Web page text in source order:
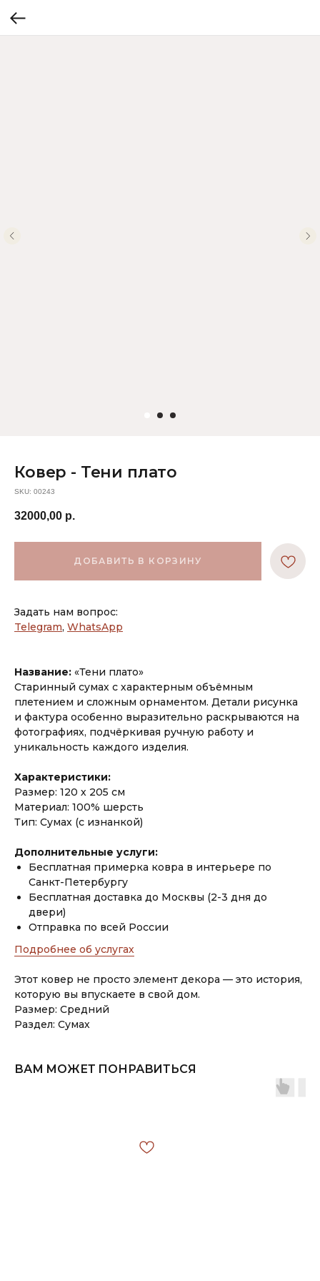
Ковер - Тени плато
SKU: 00243
32000,00 р.
ДОБАВИТЬ В КОРЗИНУ
Задать нам вопрос:
Telegram, WhatsApp
Название: «Тени плато»
Старинный сумах с характерным объёмным
плетением и сложным орнаментом. Детали рисунка
и фактура особенно выразительно раскрываются на
фотографиях, подчёркивая ручную работу и
уникальность каждого изделия.
Характеристики:
Размер: 120 х 205 см
Материал: 100% шерсть
Тип: Сумах (с изнанкой)
Дополнительные услуги:
Бесплатная примерка ковра в интерьере по
Санкт-Петербургу
Бесплатная доставка до Москвы (2-3 дня до
двери)
Отправка по всей России
Подробнее об услугах
Этот ковер не просто элемент декора — это история,
которую вы впускаете в свой дом.
Размер: Средний
Раздел: Сумах
ВАМ МОЖЕТ ПОНРАВИТЬСЯ